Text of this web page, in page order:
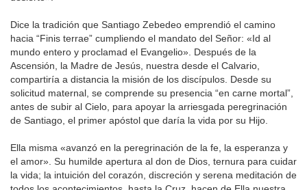
Dice la tradición que Santiago Zebedeo emprendió el camino
hacia “Finis terrae” cumpliendo el mandato del Señor: «Id al
mundo entero y proclamad el Evangelio». Después de la
Ascensión, la Madre de Jesús, nuestra desde el Calvario,
compartiría a distancia la misión de los discípulos. Desde su
solicitud maternal, se comprende su presencia “en carne mortal”,
antes de subir al Cielo, para apoyar la arriesgada peregrinación
de Santiago, el primer apóstol que daría la vida por su Hijo.
Ella misma «avanzó en la peregrinación de la fe, la esperanza y
el amor». Su humilde apertura al don de Dios, ternura para cuidar
la vida; la intuición del corazón, discreción y serena meditación de